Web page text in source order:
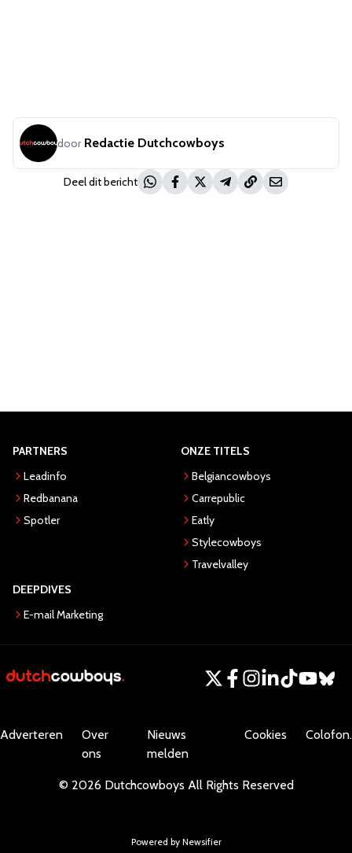
door Redactie Dutchcowboys
Deel dit bericht
PARTNERS
Leadinfo
Redbanana
Spotler
ONZE TITELS
Belgiancowboys
Carrepublic
Eatly
Stylecowboys
Travelvalley
DEEPDIVES
E-mail Marketing
Adverteren
Over
ons
Nieuws
melden
Cookies Colofon.
© 2026 Dutchcowboys All Rights Reserved
Powered by Newsifier